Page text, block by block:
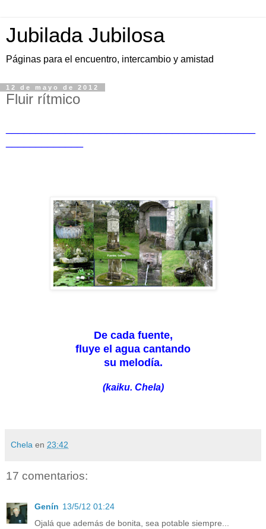
Jubilada Jubilosa
Páginas para el encuentro, intercambio y amistad
12 de mayo de 2012
Fluir rítmico
De cada fuente,
fluye el agua cantando
su melodía.
(kaiku. Chela)
Chela en 23:42
17 comentarios:
Genín 13/5/12 01:24
Ojalá que además de bonita, sea potable siempre...